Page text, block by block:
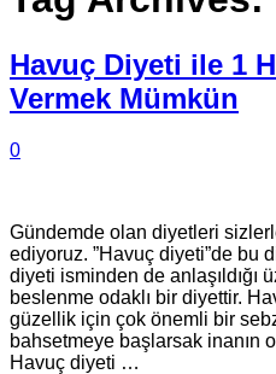
Havuç Diyeti ile 1
Vermek Mümkün
0
Gündemde olan diyetleri
ediyoruz. ”Havuç diyeti”de
diyeti isminden de anlaşıldığı
beslenme odaklı bir diyettir.
güzellik için çok önemli bir
bahsetmeye başlarsak inanın
Havuç diyeti …